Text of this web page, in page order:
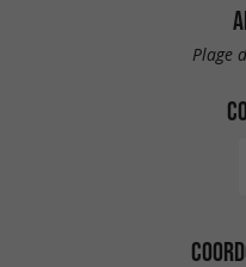
Plage